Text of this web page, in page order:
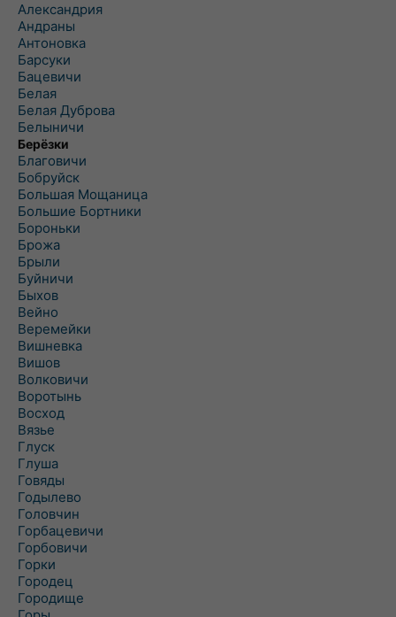
Александрия
Андраны
Антоновка
Барсуки
Бацевичи
Белая
Белая Дуброва
Белыничи
Берёзки
Благовичи
Бобруйск
Большая Мощаница
Большие Бортники
Бороньки
Брожа
Брыли
Буйничи
Быхов
Вейно
Веремейки
Вишневка
Вишов
Волковичи
Воротынь
Восход
Вязье
Глуск
Глуша
Говяды
Годылево
Головчин
Горбацевичи
Горбовичи
Горки
Городец
Городище